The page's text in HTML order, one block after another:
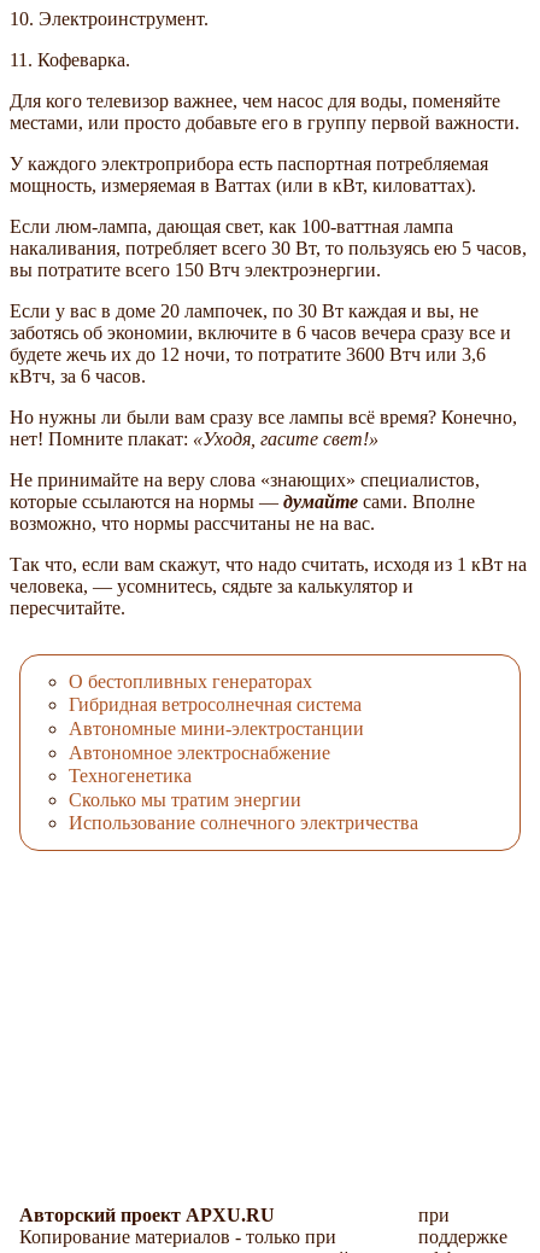
10. Электроинструмент.
11. Кофеварка.
Для кого телевизор важнее, чем насос для воды, поменяйте
местами, или просто добавьте его в группу первой важности.
У каждого электроприбора есть паспортная потребляемая
мощность, измеряемая в Ваттах (или в кВт, киловаттах).
Если люм-лампа, дающая свет, как 100-ваттная лампа
накаливания, потребляет всего 30 Вт, то пользуясь ею 5 часов,
вы потратите всего 150 Втч электроэнергии.
Если у вас в доме 20 лампочек, по 30 Вт каждая и вы, не
заботясь об экономии, включите в 6 часов вечера сразу все и
будете жечь их до 12 ночи, то потратите 3600 Втч или 3,6
кВтч, за 6 часов.
Но нужны ли были вам сразу все лампы всё время? Конечно,
нет! Помните плакат: «Уходя, гасите свет!»
Не принимайте на веру слова «знающих» специалистов,
которые ссылаются на нормы — думайте сами. Вполне
возможно, что нормы рассчитаны не на вас.
Так что, если вам скажут, что надо считать, исходя из 1 кВт на
человека, — усомнитесь, сядьте за калькулятор и
пересчитайте.
О бестопливных генераторах
Гибридная ветросолнечная система
Автономные мини-электростанции
Автономное электроснабжение
Техногенетика
Сколько мы тратим энергии
Использование солнечного электричества
Авторский проект APXU.RU
Копирование материалов - только при
при
поддержке